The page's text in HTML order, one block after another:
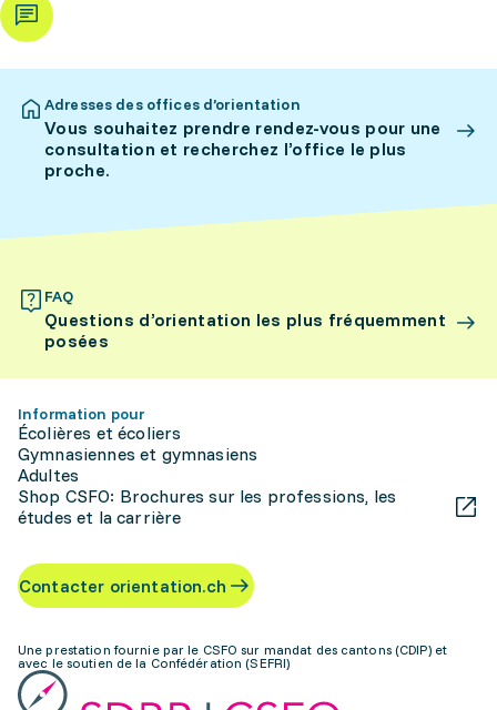
Adresses des offices d’orientation
Vous souhaitez prendre rendez-vous pour une
consultation et recherchez l’office le plus
proche.
FAQ
Questions d’orientation les plus fréquemment
posées
Information pour
Écolières et écoliers
Gymnasiennes et gymnasiens
Adultes
Shop CSFO: Brochures sur les professions, les
études et la carrière
Contacter orientation.ch
Une prestation fournie par le CSFO sur mandat des cantons (CDIP) et
avec le soutien de la Confédération (SEFRI)